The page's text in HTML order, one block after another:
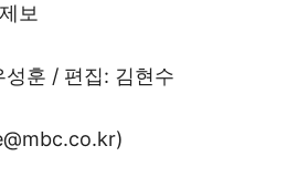
보
훈 / 편집: 김현수